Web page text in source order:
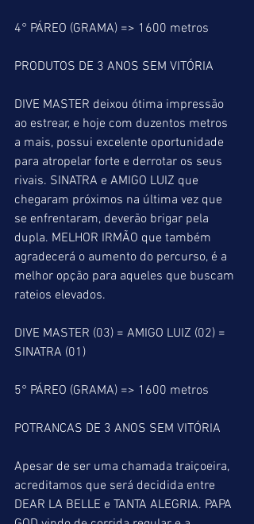
4° PÁREO (GRAMA) => 1600 metros
PRODUTOS DE 3 ANOS SEM VITÓRIA
DIVE MASTER deixou ótima impressão
ao estrear, e hoje com duzentos metros
a mais, possui excelente oportunidade
para atropelar forte e derrotar os seus
rivais. SINATRA e AMIGO LUIZ que
chegaram próximos na última vez que
se enfrentaram, deverão brigar pela
dupla. MELHOR IRMÃO que também
agradecerá o aumento do percurso, é a
melhor opção para aqueles que buscam
rateios elevados.
DIVE MASTER (03) = AMIGO LUIZ (02) =
SINATRA (01)
5° PÁREO (GRAMA) => 1600 metros
POTRANCAS DE 3 ANOS SEM VITÓRIA
Apesar de ser uma chamada traiçoeira,
acreditamos que será decidida entre
DEAR LA BELLE e TANTA ALEGRIA. PAPA